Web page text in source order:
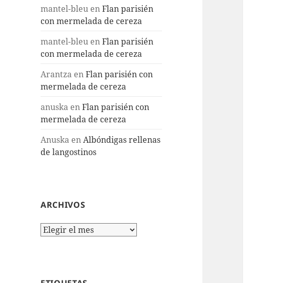
mantel-bleu enFlan parisién
con mermelada de cereza
mantel-bleu enFlan parisién
con mermelada de cereza
Arantza enFlan parisién con
mermelada de cereza
anuska enFlan parisién con
mermelada de cereza
Anuska enAlbóndigas rellenas
de langostinos
ARCHIVOS
Archivos